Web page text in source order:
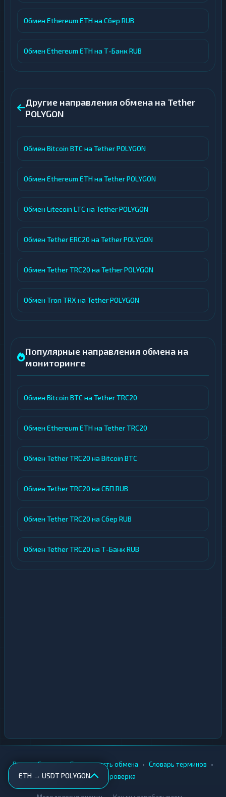
Обмен Ethereum ETH на Сбер RUB
Обмен Ethereum ETH на Т-Банк RUB
Другие направления обмена на Tether
POLYGON
Обмен Bitcoin BTC на Tether POLYGON
Обмен Ethereum ETH на Tether POLYGON
Обмен Litecoin LTC на Tether POLYGON
Обмен Tether ERC20 на Tether POLYGON
Обмен Tether TRC20 на Tether POLYGON
Обмен Tron TRX на Tether POLYGON
Популярные направления обмена на
мониторинге
Обмен Bitcoin BTC на Tether TRC20
Обмен Ethereum ETH на Tether TRC20
Обмен Tether TRC20 на Bitcoin BTC
Обмен Tether TRC20 на СБП RUB
Обмен Tether TRC20 на Сбер RUB
Обмен Tether TRC20 на Т-Банк RUB
ETH → USDT POLYGON
Вики • Города • Безопасность обмена • Словарь терминов •
AML-проверка